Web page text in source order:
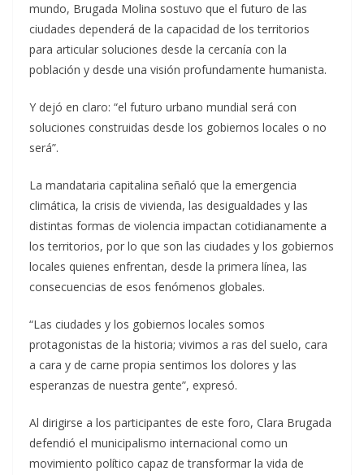
mundo, Brugada Molina sostuvo que el futuro de las
ciudades dependerá de la capacidad de los territorios
para articular soluciones desde la cercanía con la
población y desde una visión profundamente humanista.
Y dejó en claro: “el futuro urbano mundial será con
soluciones construidas desde los gobiernos locales o no
será”.
La mandataria capitalina señaló que la emergencia
climática, la crisis de vivienda, las desigualdades y las
distintas formas de violencia impactan cotidianamente a
los territorios, por lo que son las ciudades y los gobiernos
locales quienes enfrentan, desde la primera línea, las
consecuencias de esos fenómenos globales.
“Las ciudades y los gobiernos locales somos
protagonistas de la historia; vivimos a ras del suelo, cara
a cara y de carne propia sentimos los dolores y las
esperanzas de nuestra gente”, expresó.
Al dirigirse a los participantes de este foro, Clara Brugada
defendió el municipalismo internacional como un
movimiento político capaz de transformar la vida de